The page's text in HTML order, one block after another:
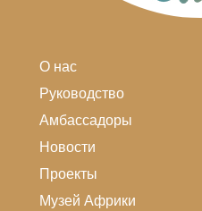
О нас
Руководство
Амбассадоры
Новости
Проекты
Музей Африки